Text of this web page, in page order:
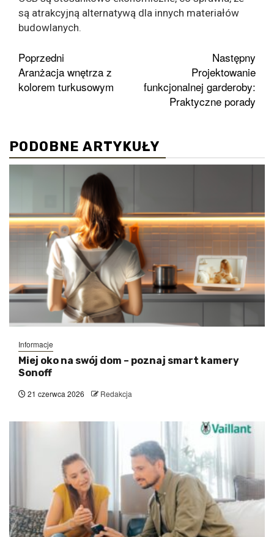
są atrakcyjną alternatywą dla innych materiałów
budowlanych.
Zobacz
wpisy
Poprzedni
Aranżacja wnętrza z
kolorem turkusowym
Następny
Projektowanie
funkcjonalnej garderoby:
Praktyczne porady
PODOBNE ARTYKUŁY
Informacje
Miej oko na swój dom – poznaj smart kamery
Sonoff
21 czerwca 2026 Redakcja